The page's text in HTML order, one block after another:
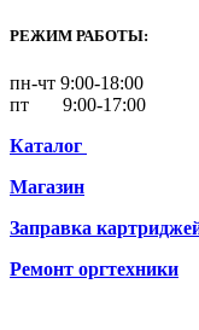
РЕЖИМ РАБОТЫ:
пн-чт 9:00-18:00
пт 9:00-17:00
Каталог
Магазин
Заправка
Ремонт оргтехники